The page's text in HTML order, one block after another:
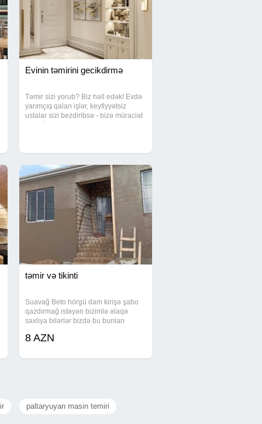
Evinin təmirini gecikdirmə
Təmir sizi yorub? Biz həll edək! Evdə
yarımçıq qalan işlər, keyfiyyətsiz
ustalar sizi bezdiribsə - bizə müraciət
mətbəx
təmir və tikinti
Suavağ Beto hörgü dam kirişə şabo
qazdırmağ istəyən bizimlə əlaqə
saxlıya bilərlər bizdə bu bunları
8 AZN
paltaryuyan masin temiri